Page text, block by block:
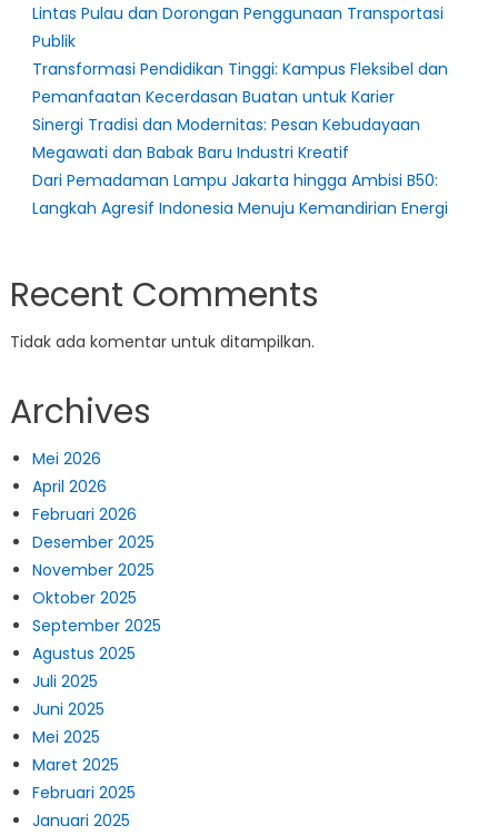
Lintas Pulau dan Dorongan Penggunaan Transportasi
Publik
Transformasi Pendidikan Tinggi: Kampus Fleksibel dan
Pemanfaatan Kecerdasan Buatan untuk Karier
Sinergi Tradisi dan Modernitas: Pesan Kebudayaan
Megawati dan Babak Baru Industri Kreatif
Dari Pemadaman Lampu Jakarta hingga Ambisi B50:
Langkah Agresif Indonesia Menuju Kemandirian Energi
Recent Comments
Tidak ada komentar untuk ditampilkan.
Archives
Mei 2026
April 2026
Februari 2026
Desember 2025
November 2025
Oktober 2025
September 2025
Agustus 2025
Juli 2025
Juni 2025
Mei 2025
Maret 2025
Februari 2025
Januari 2025